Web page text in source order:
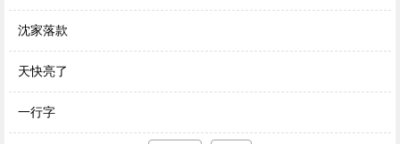
沈家落款
天快亮了
一行字